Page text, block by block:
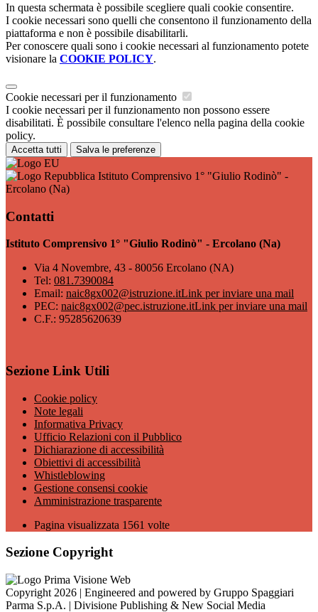
In questa schermata è possibile scegliere quali cookie consentire.
I cookie necessari sono quelli che consentono il funzionamento della
piattaforma e non è possibile disabilitarli.
Per conoscere quali sono i cookie necessari al funzionamento potete
visionare la COOKIE POLICY.
Cookie necessari per il funzionamento
I cookie necessari per il funzionamento non possono essere
disabilitati. È possibile consultare l'elenco nella pagina della cookie
policy.
Accetta tutti Salva le preferenze
Istituto Comprensivo 1° "Giulio Rodinò" -
Ercolano (Na)
Contatti
Istituto Comprensivo 1° "Giulio Rodinò" - Ercolano (Na)
Via 4 Novembre, 43 - 80056 Ercolano (NA)
Tel: 081.7390084
Email: naic8gx002@istruzione.itLink per inviare una mail
PEC: naic8gx002@pec.istruzione.itLink per inviare una mail
C.F.: 95285620639
Sezione Link Utili
Cookie policy
Note legali
Informativa Privacy
Ufficio Relazioni con il Pubblico
Dichiarazione di accessibilità
Obiettivi di accessibilità
Whistleblowing
Gestione consensi cookie
Amministrazione trasparente
Pagina visualizzata 1561 volte
Sezione Copyright
Copyright 2026 | Engineered and powered by Gruppo Spaggiari
Parma S.p.A. | Divisione Publishing & New Social Media